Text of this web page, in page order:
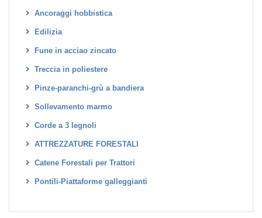
Ancoraggi hobbistica
Edilizia
Fune in acciao zincato
Treccia in poliestere
Pinze-paranchi-grù a bandiera
Sollevamento marmo
Corde a 3 legnoli
ATTREZZATURE FORESTALI
Catene Forestali per Trattori
Pontili-Piattaforme galleggianti